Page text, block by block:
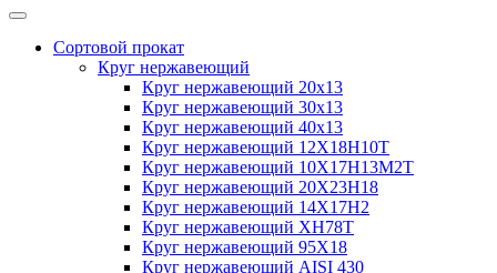
Сортовой прокат
Круг нержавеющий
Круг нержавеющий 20х13
Круг нержавеющий 30х13
Круг нержавеющий 40х13
Круг нержавеющий 12Х18Н10Т
Круг нержавеющий 10Х17Н13М2T
Круг нержавеющий 20Х23Н18
Круг нержавеющий 14Х17Н2
Круг нержавеющий ХН78Т
Круг нержавеющий 95Х18
Круг нержавеющий AISI 430